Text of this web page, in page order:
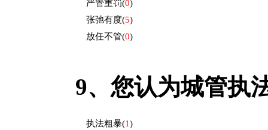
严管重罚(0)
张弛有度(5)
放任不管(0)
9、 您认为城管执
执法粗暴(1)